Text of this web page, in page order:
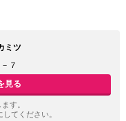
ミツ
７
見る
す。
てください。